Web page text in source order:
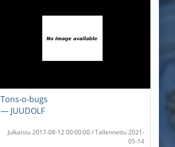
Tons-o-bugs
― JUUDOLF
Julkaistu 2017-08-12 00:00:00 / Tallennettu 2021-
05-14